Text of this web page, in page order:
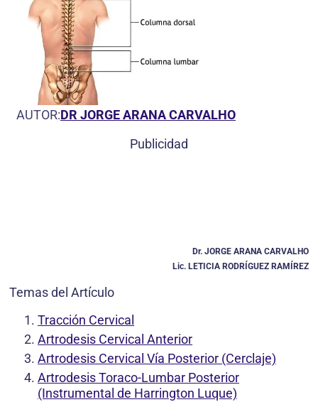
AUTOR:DR JORGE ARANA CARVALHO
Publicidad
Dr. JORGE ARANA CARVALHO
Lic. LETICIA RODRÍGUEZ RAMÍREZ
Temas del Artículo
Tracción Cervical
Artrodesis Cervical Anterior
Artrodesis Cervical Vía Posterior (Cerclaje)
Artrodesis Toraco-Lumbar Posterior
(Instrumental de Harrington Luque)